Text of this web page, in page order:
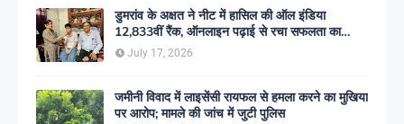
डुमरांव के अक्षत ने नीट में हासिल की ऑल इंडिया
12,833वीं रैंक, ऑनलाइन पढ़ाई से रचा सफलता का
इतिहास
July 17, 2026
जमीनी विवाद में लाइसेंसी रायफल से हमला करने का मुखिया
पर आरोप; मामले की जांच में जुटी पुलिस